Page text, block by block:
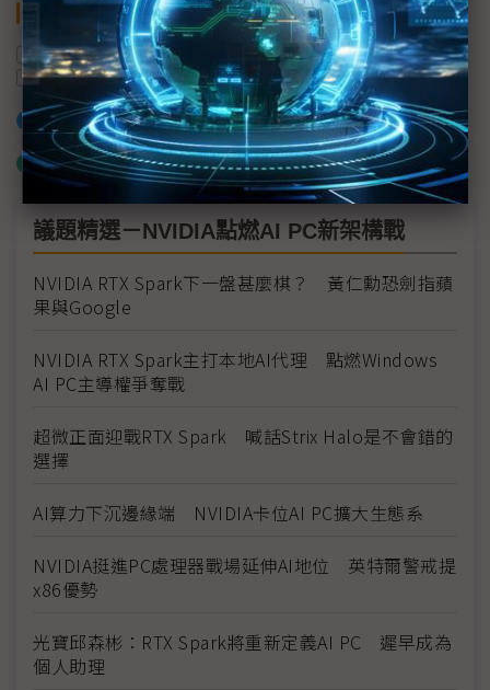
關鍵字
處理器 COMPUTEX AI PC
高通
NVIDIA
聯發科
加入已選取到「關鍵字追蹤」
什麼是「關鍵字追蹤」
議題精選－NVIDIA點燃AI PC新架構戰
NVIDIA RTX Spark下一盤甚麼棋？ 黃仁勳恐劍指蘋
果與Google
NVIDIA RTX Spark主打本地AI代理 點燃Windows
AI PC主導權爭奪戰
超微正面迎戰RTX Spark 喊話Strix Halo是不會錯的
選擇
AI算力下沉邊緣端 NVIDIA卡位AI PC擴大生態系
NVIDIA挺進PC處理器戰場延伸AI地位 英特爾警戒提
x86優勢
光寶邱森彬：RTX Spark將重新定義AI PC 遲早成為
個人助理